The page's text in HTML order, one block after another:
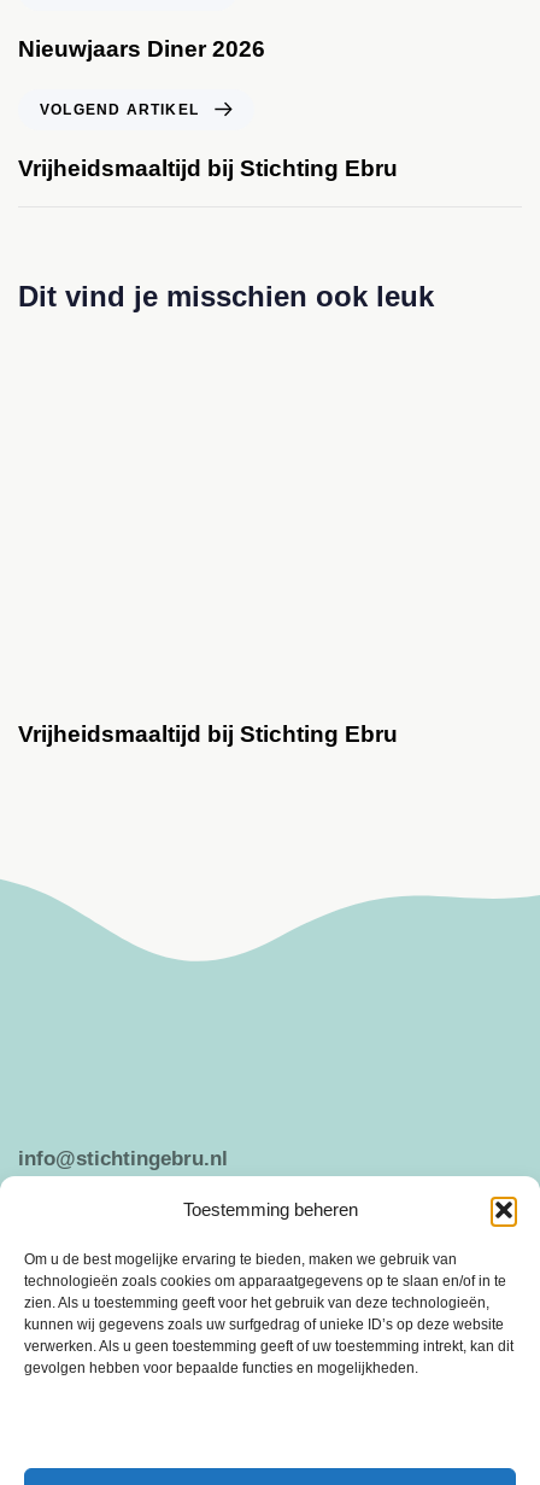
Toestemming beheren
Om u de best mogelijke ervaring te bieden, maken we gebruik van
technologieën zoals cookies om apparaatgegevens op te slaan en/of in te
zien. Als u toestemming geeft voor het gebruik van deze technologieën,
kunnen wij gegevens zoals uw surfgedrag of unieke ID’s op deze website
verwerken. Als u geen toestemming geeft of uw toestemming intrekt, kan dit
gevolgen hebben voor bepaalde functies en mogelijkheden.
Nieuwjaars Diner 2026
VOLGEND ARTIKEL
Vrijheidsmaaltijd bij Stichting Ebru
Dit vind je misschien ook leuk
Vrijheidsmaaltijd bij Stichting Ebru
info@stichtingebru.nl
ANBI PRIVACY VERKLARING
behoefte om sociale cohesie en saamhorigheid te bevorderen.